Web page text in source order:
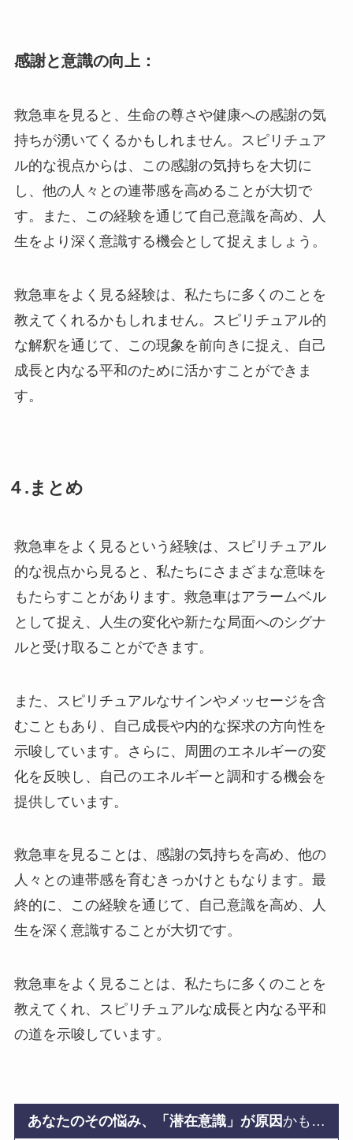
感謝と意識の向上：
救急車を見ると、生命の尊さや健康への感謝の気
持ちが湧いてくるかもしれません。スピリチュア
ル的な視点からは、この感謝の気持ちを大切に
し、他の人々との連帯感を高めることが大切で
す。また、この経験を通じて自己意識を高め、人
生をより深く意識する機会として捉えましょう。
救急車をよく見る経験は、私たちに多くのことを
教えてくれるかもしれません。スピリチュアル的
な解釈を通じて、この現象を前向きに捉え、自己
成長と内なる平和のために活かすことができま
す。
４.まとめ
救急車をよく見るという経験は、スピリチュアル
的な視点から見ると、私たちにさまざまな意味を
もたらすことがあります。救急車はアラームベル
として捉え、人生の変化や新たな局面へのシグナ
ルと受け取ることができます。
また、スピリチュアルなサインやメッセージを含
むこともあり、自己成長や内的な探求の方向性を
示唆しています。さらに、周囲のエネルギーの変
化を反映し、自己のエネルギーと調和する機会を
提供しています。
救急車を見ることは、感謝の気持ちを高め、他の
人々との連帯感を育むきっかけともなります。最
終的に、この経験を通じて、自己意識を高め、人
生を深く意識することが大切です。
救急車をよく見ることは、私たちに多くのことを
教えてくれ、スピリチュアルな成長と内なる平和
の道を示唆しています。
あなたのその悩み、「潜在意識」が原因 かも…